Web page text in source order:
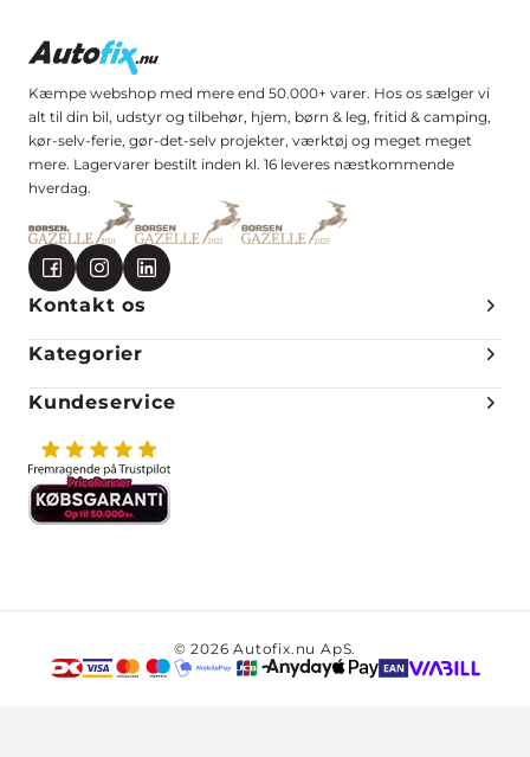
Kæmpe webshop med mere end 50.000+ varer. Hos os sælger vi
alt til din bil, udstyr og tilbehør, hjem, børn & leg, fritid & camping,
kør-selv-ferie, gør-det-selv projekter, værktøj og meget meget
mere. Lagervarer bestilt inden kl. 16 leveres næstkommende
hverdag.
Kontakt os
Kategorier
Kundeservice
© 2026 Autofix.nu ApS.